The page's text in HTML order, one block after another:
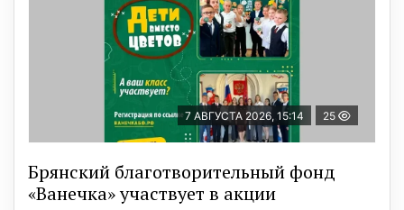
7 АВГУСТА 2026, 15:14 25
Брянский благотворительный фонд
«Ванечка» участвует в акции